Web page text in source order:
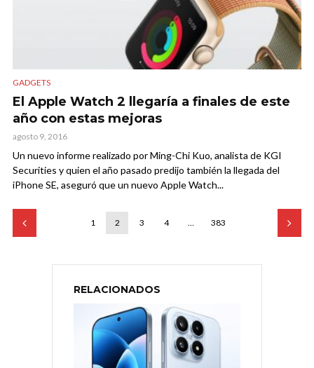
GADGETS
El Apple Watch 2 llegaría a finales de este
año con estas mejoras
agosto 9, 2016
Un nuevo informe realizado por Ming-Chi Kuo, analista de KGI
Securities y quien el año pasado predijo también la llegada del
iPhone SE, aseguró que un nuevo Apple Watch...
1 2 3 4 … 383
RELACIONADOS